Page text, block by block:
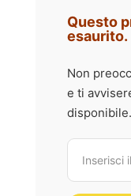
67,20 €.
Questo
esaurito.
Non
e ti
disponibile.